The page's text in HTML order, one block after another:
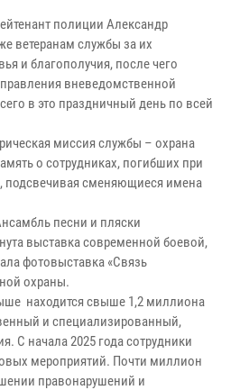
полиции Александр
ветеранам службы за их
и благополучия, после чего
вневедомственной
в это праздничный день по всей
миссия службы – охрана
о сотрудниках, погибших при
подсвечивая сменяющиеся имена
песни и пляски
выставка современной боевой,
фотовыставка «Связь
охраны.
находится свыше 1,2 миллиона
и специализированный,
С начала 2025 года сотрудники
мероприятий. Почти миллион
правонарушений и